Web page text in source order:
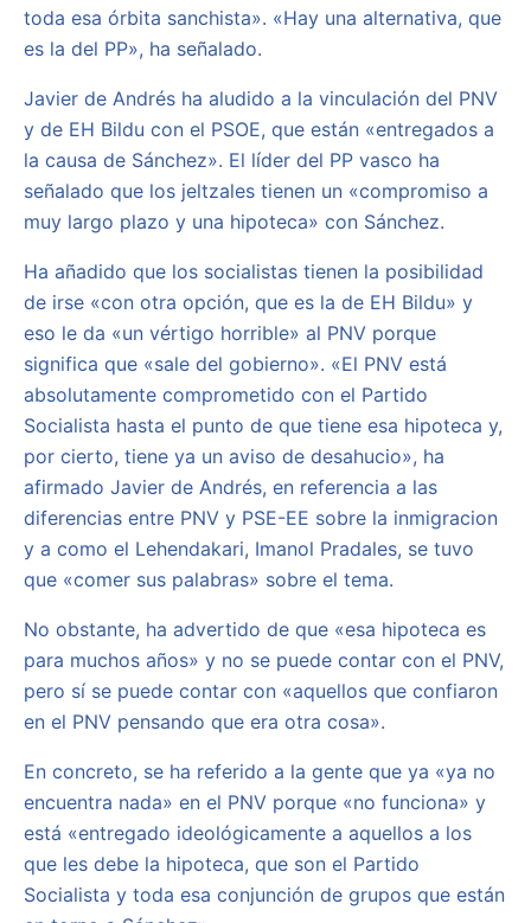
toda esa órbita sanchista». «Hay una alternativa, que
es la del PP», ha señalado.
Javier de Andrés ha aludido a la vinculación del PNV
y de EH Bildu con el PSOE, que están «entregados a
la causa de Sánchez». El líder del PP vasco ha
señalado que los jeltzales tienen un «compromiso a
muy largo plazo y una hipoteca» con Sánchez.
Ha añadido que los socialistas tienen la posibilidad
de irse «con otra opción, que es la de EH Bildu» y
eso le da «un vértigo horrible» al PNV porque
significa que «sale del gobierno». «El PNV está
absolutamente comprometido con el Partido
Socialista hasta el punto de que tiene esa hipoteca y,
por cierto, tiene ya un aviso de desahucio», ha
afirmado Javier de Andrés, en referencia a las
diferencias entre PNV y PSE-EE sobre la inmigracion
y a como el Lehendakari, Imanol Pradales, se tuvo
que «comer sus palabras» sobre el tema.
No obstante, ha advertido de que «esa hipoteca es
para muchos años» y no se puede contar con el PNV,
pero sí se puede contar con «aquellos que confiaron
en el PNV pensando que era otra cosa».
En concreto, se ha referido a la gente que ya «ya no
encuentra nada» en el PNV porque «no funciona» y
está «entregado ideológicamente a aquellos a los
que les debe la hipoteca, que son el Partido
Socialista y toda esa conjunción de grupos que están